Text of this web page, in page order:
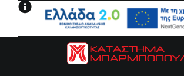
Μετάβαση